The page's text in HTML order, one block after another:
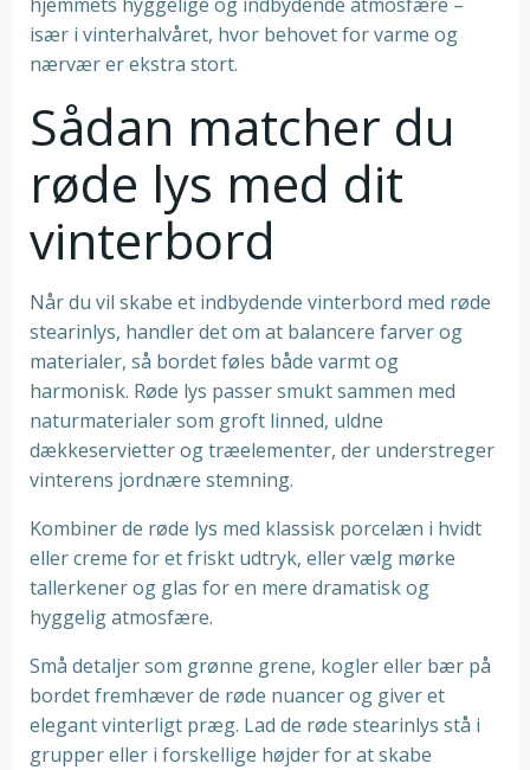
især i vinterhalvåret, hvor behovet for varme og
nærvær er ekstra stort.
Sådan matcher du
røde lys med dit
vinterbord
Når du vil skabe et indbydende vinterbord med røde
stearinlys, handler det om at balancere farver og
materialer, så bordet føles både varmt og
harmonisk. Røde lys passer smukt sammen med
naturmaterialer som groft linned, uldne
dækkeservietter og træelementer, der understreger
vinterens jordnære stemning.
Kombiner de røde lys med klassisk porcelæn i hvidt
eller creme for et friskt udtryk, eller vælg mørke
tallerkener og glas for en mere dramatisk og
hyggelig atmosfære.
Små detaljer som grønne grene, kogler eller bær på
bordet fremhæver de røde nuancer og giver et
elegant vinterligt præg. Lad de røde stearinlys stå i
grupper eller i forskellige højder for at skabe